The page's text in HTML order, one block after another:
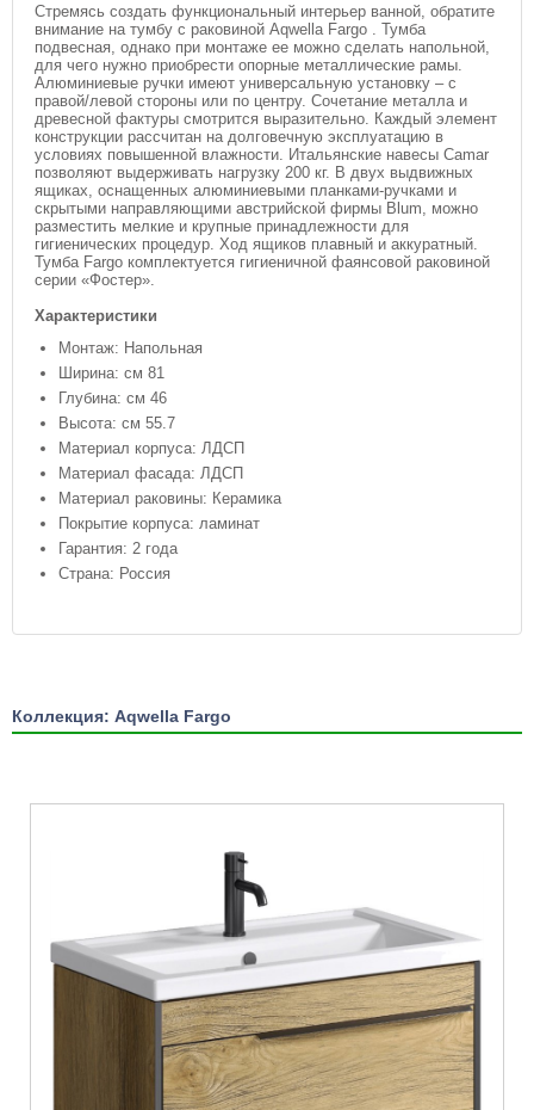
Стремясь создать функциональный интерьер ванной, обратите
внимание на тумбу с раковиной Aqwella Fargo . Тумба
подвесная, однако при монтаже ее можно сделать напольной,
для чего нужно приобрести опорные металлические рамы.
Алюминиевые ручки имеют универсальную установку – с
правой/левой стороны или по центру. Сочетание металла и
древесной фактуры смотрится выразительно. Каждый элемент
конструкции рассчитан на долговечную эксплуатацию в
условиях повышенной влажности. Итальянские навесы Camar
позволяют выдерживать нагрузку 200 кг. В двух выдвижных
ящиках, оснащенных алюминиевыми планками-ручками и
скрытыми направляющими австрийской фирмы Blum, можно
разместить мелкие и крупные принадлежности для
гигиенических процедур. Ход ящиков плавный и аккуратный.
Тумба Fargo комплектуется гигиеничной фаянсовой раковиной
серии «Фостер».
Характеристики
Монтаж: Напольная
Ширина: см 81
Глубина: см 46
Высота: см 55.7
Материал корпуса: ЛДСП
Материал фасада: ЛДСП
Материал раковины: Керамика
Покрытие корпуса: ламинат
Гарантия: 2 года
Страна: Россия
Коллекция: Aqwella Fargo